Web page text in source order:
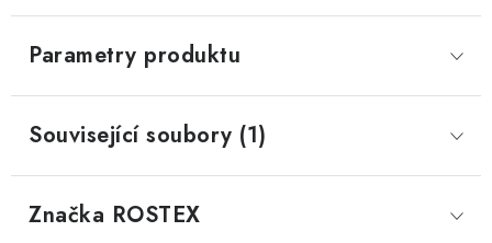
Parametry produktu
Související soubory (1)
Značka ROSTEX